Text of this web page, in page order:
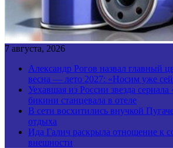
7 августа, 2026
Александр Рогов назвал главный
весна — лето 2027: «Носим уже
Уехавшая из России звезда
бикини станцевала в отеле
В сети восхитились внучкой
отдыха
Ида Галич раскрыла отношение к
внешности